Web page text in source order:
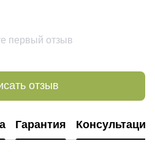
первый отзыв
отзыв
Гарантия Консультация